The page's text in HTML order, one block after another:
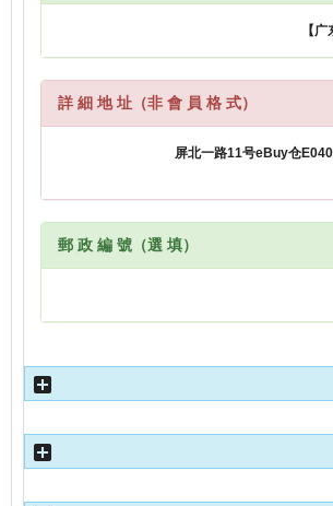
詳 細 地 址（非 會 員 格 式）
郵 政 編 號（選 填）